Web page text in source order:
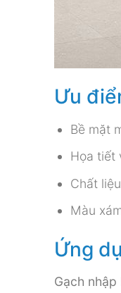
Ưu
Bề mặt
Họa tiết
Chất
Màu
Ứng
Gạch